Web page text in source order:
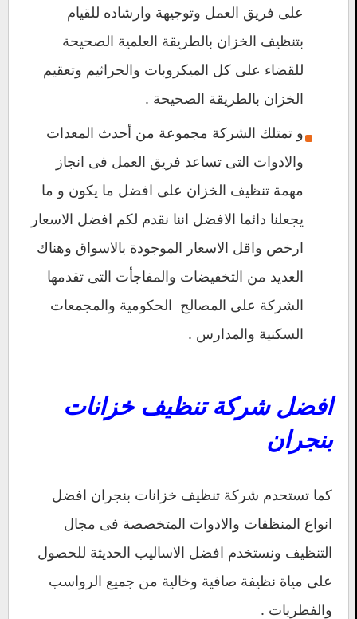
على فريق العمل وتوجيهة وارشاده للقيام
بتنظيف الخزان بالطريقة العلمية الصحيحة
للقضاء على كل الميكروبات والجراثيم وتعقيم
الخزان بالطريقة الصحيحة .
و تمتلك الشركة مجموعة من أحدث المعدات
والادوات التى تساعد فريق العمل فى انجاز
مهمة تنظيف الخزان على افضل ما يكون و ما
يجعلنا دائما الافضل اننا نقدم لكم افضل الاسعار
ارخص واقل الاسعار الموجودة بالاسواق وهناك
العديد من التخفيضات والمفاجأت التى تقدمها
الشركة على المصالح الحكومية والمجمعات
السكنية والمدارس .
افضل شركة تنظيف خزانات
بنجران
كما تستحدم شركة تنظيف خزانات بنجران افضل
انواع المنظفات والادوات المتخصصة فى مجال
التنظيف ونستخدم افضل الاساليب الحديثة للحصول
على مياة نظيفة صافية وخالية من جميع الرواسب
والفطريات .